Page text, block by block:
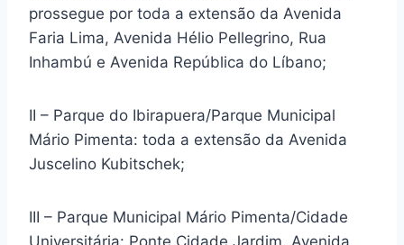
prossegue por toda a extensão da Avenida
Faria Lima, Avenida Hélio Pellegrino, Rua
Inhambú e Avenida República do Líbano;
II – Parque do Ibirapuera/Parque Municipal
Mário Pimenta: toda a extensão da Avenida
Juscelino Kubitschek;
III – Parque Municipal Mário Pimenta/Cidade